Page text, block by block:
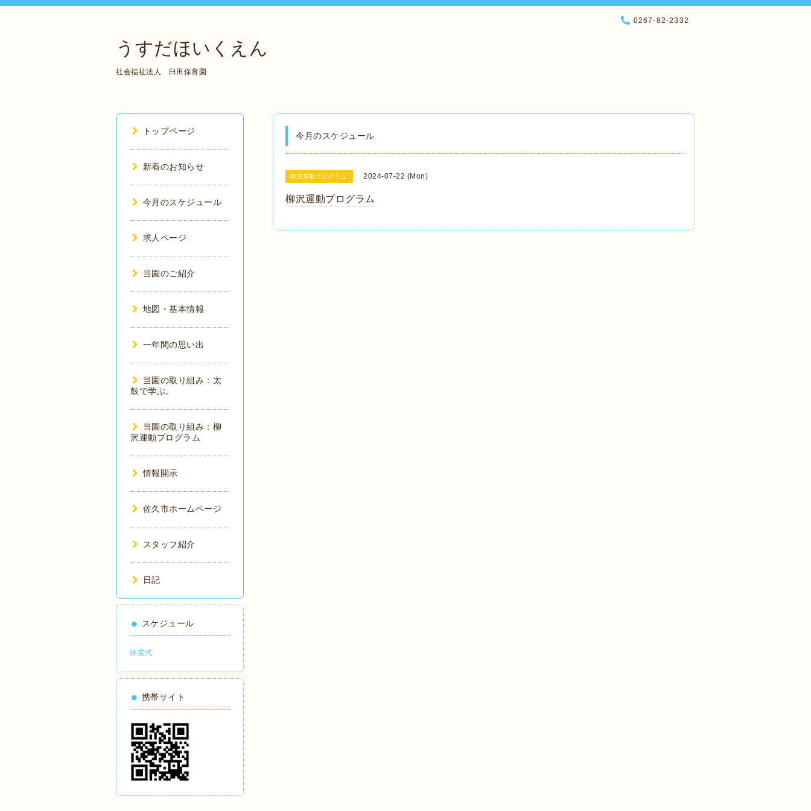
うすだほいくえん
社会福祉法人 臼田保育園
0267-82-2332
今月のスケジュール
柳澤運動プログラム 2024-07-22 (Mon)
柳沢運動プログラム
トップページ
新着のお知らせ
今月のスケジュール
求人ページ
当園のご紹介
地図・基本情報
一年間の思い出
当園の取り組み：太
鼓で学ぶ。
当園の取り組み：柳
沢運動プログラム
情報開示
佐久市ホームページ
スタッフ紹介
日記
スケジュール
終業式
携帯サイト